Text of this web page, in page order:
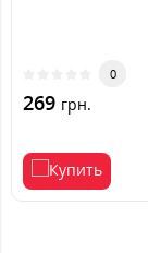
0
269 грн.